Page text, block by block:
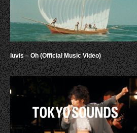
luvis – Oh (Official Music Video)